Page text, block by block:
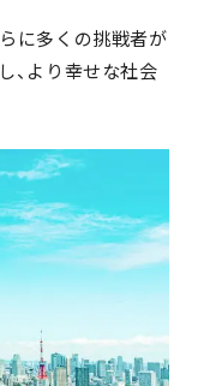
に多くの挑戦者が
、より幸せな社会